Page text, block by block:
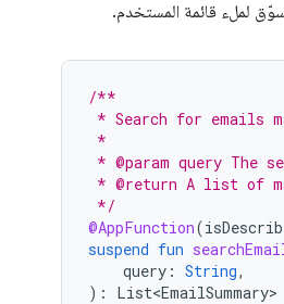
لملء قائمة المستخدم.
/**
* Search for emails
*
* @param query
* @return A list of
*/
@AppFunction(
suspend fun
query : String,
):
List<EmailSummary>